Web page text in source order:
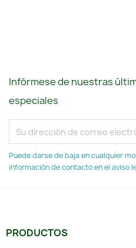
Infórmese de nuestras
especiales
Puede darse de baja en cualquier
información de contacto en el aviso
PRODUCTOS